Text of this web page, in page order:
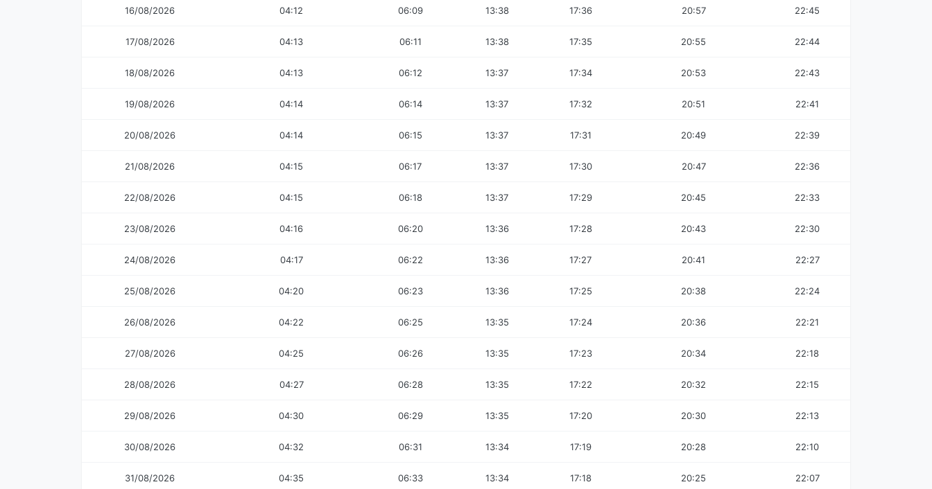
16/08/2026 04:12 06:09 13:38 17:36 20:57 22:45
17/08/2026 04:13 06:11 13:38 17:35 20:55 22:44
18/08/2026 04:13 06:12 13:37 17:34 20:53 22:43
19/08/2026 04:14 06:14 13:37 17:32 20:51 22:41
20/08/2026 04:14 06:15 13:37 17:31 20:49 22:39
21/08/2026 04:15 06:17 13:37 17:30 20:47 22:36
22/08/2026 04:15 06:18 13:37 17:29 20:45 22:33
23/08/2026 04:16 06:20 13:36 17:28 20:43 22:30
24/08/2026 04:17 06:22 13:36 17:27 20:41 22:27
25/08/2026 04:20 06:23 13:36 17:25 20:38 22:24
26/08/2026 04:22 06:25 13:35 17:24 20:36 22:21
27/08/2026 04:25 06:26 13:35 17:23 20:34 22:18
28/08/2026 04:27 06:28 13:35 17:22 20:32 22:15
29/08/2026 04:30 06:29 13:35 17:20 20:30 22:13
30/08/2026 04:32 06:31 13:34 17:19 20:28 22:10
31/08/2026 04:35 06:33 13:34 17:18 20:25 22:07